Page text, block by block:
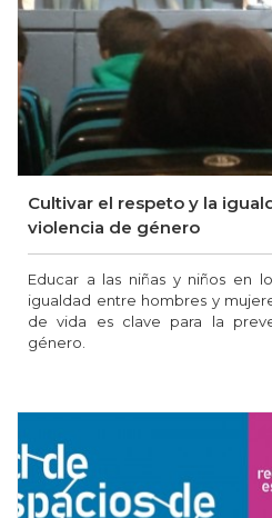
Cultivar el respeto y la
violencia de género
Educar a las niñas y niños en
igualdad entre hombres y
de vida es clave para la
género.